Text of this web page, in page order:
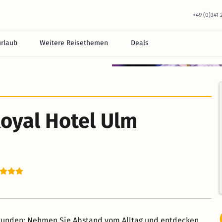
+49 (0)341
Weitere Reisethemen Deals
Hotel Ulm